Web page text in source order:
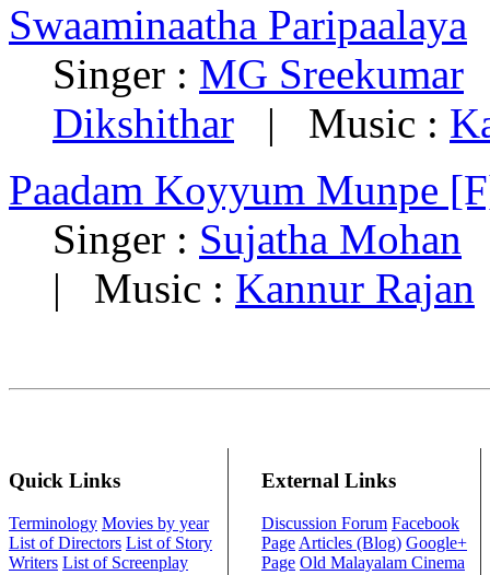
Swaaminaatha Paripaalaya
Singer : MG Sreekumar
Dikshithar | Music :
Paadam Koyyum Munpe
Singer : Sujatha Mohan
| Music : Kannur Rajan
Quick Links
Terminology Movies by year
List of Directors List of Story
Writers List of Screenplay
External Links
Discussion Forum Facebook
Page Articles (Blog) Google+
Page Old Malayalam Cinema